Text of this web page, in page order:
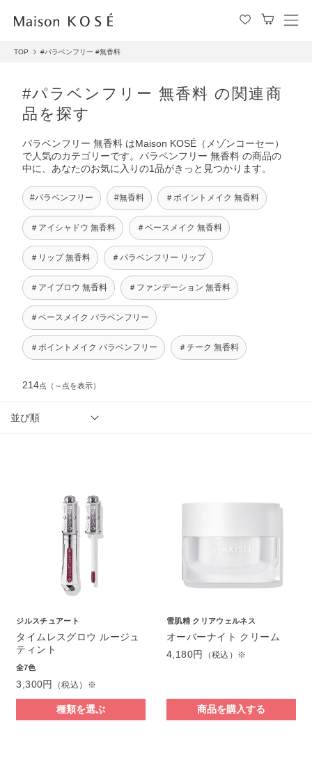
メ
TOP #パラベンフリー #無香料
#パラベンフリー 無香料 の関連商
品を探す
パラベンフリー 無香料 はMaison KOSÉ（メゾンコーセー）
で人気のカテゴリーです。パラベンフリー 無香料 の商品の
中に、あなたのお気に入りの1品がきっと見つかります。
#パラベンフリー #無香料 ＃ポイントメイク 無香料
＃アイシャドウ 無香料 ＃ベースメイク 無香料
＃リップ 無香料 ＃パラベンフリー リップ
＃アイブロウ 無香料 ＃ファンデーション 無香料
＃ベースメイク パラベンフリー
＃ポイントメイク パラベンフリー ＃チーク 無香料
214点 （～点を表示）
並び順
ジルスチュアート
タイムレスグロウ ルージュ
ティント
全7色
3,300円 （税込）※
種類を選ぶ
雪肌精 クリアウェルネス
オーバーナイト クリーム
4,180円
（税込）※
商品を購入する